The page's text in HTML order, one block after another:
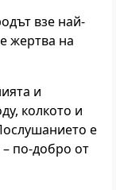
взе най-
жертва на
и
колкото и
е
по-добро от